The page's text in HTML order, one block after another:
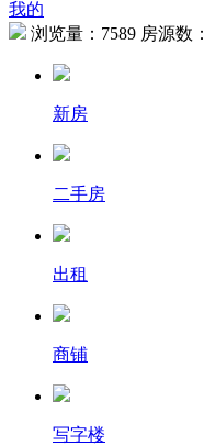
我的
浏览量： 7589 房源数：
新房
二手房
出租
商铺
写字楼